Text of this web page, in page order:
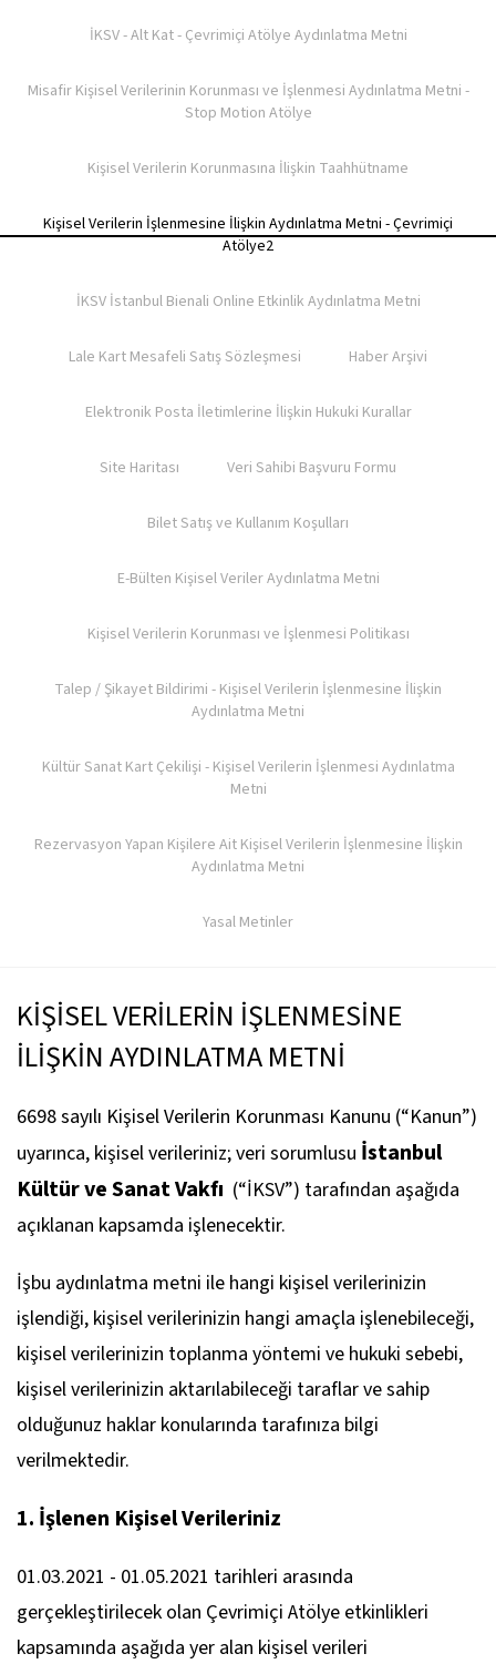
İKSV - Alt Kat - Çevrimiçi Atölye Aydınlatma Metni
Misafir Kişisel Verilerinin Korunması ve İşlenmesi Aydınlatma Metni -
Stop Motion Atölye
Kişisel Verilerin Korunmasına İlişkin Taahhütname
Kişisel Verilerin İşlenmesine İlişkin Aydınlatma Metni - Çevrimiçi
Atölye2
İKSV İstanbul Bienali Online Etkinlik Aydınlatma Metni
Lale Kart Mesafeli Satış Sözleşmesi Haber Arşivi
Elektronik Posta İletimlerine İlişkin Hukuki Kurallar
Site Haritası Veri Sahibi Başvuru Formu
Bilet Satış ve Kullanım Koşulları​
E-Bülten Kişisel Veriler Aydınlatma Metni
Kişisel Verilerin Korunması ve İşlenmesi Politikası
Talep / Şikayet Bildirimi - Kişisel Verilerin İşlenmesine İlişkin
Aydınlatma Metni
Kültür Sanat Kart Çekilişi - Kişisel Verilerin İşlenmesi Aydınlatma
Metni
Rezervasyon Yapan Kişilere Ait Kişisel Verilerin İşlenmesine İlişkin
Aydınlatma Metni
Yasal Metinler
KİŞİSEL VERİLERİN İŞLENMESİNE
İLİŞKİN AYDINLATMA METNİ
6698 sayılı Kişisel Verilerin Korunması Kanunu (“Kanun”)
uyarınca, kişisel verileriniz; veri sorumlusu İstanbul
Kültür ve Sanat Vakfı (“İKSV”) tarafından aşağıda
açıklanan kapsamda işlenecektir.
İşbu aydınlatma metni ile hangi kişisel verilerinizin
işlendiği, kişisel verilerinizin hangi amaçla işlenebileceği,
kişisel verilerinizin toplanma yöntemi ve hukuki sebebi,
kişisel verilerinizin aktarılabileceği taraflar ve sahip
olduğunuz haklar konularında tarafınıza bilgi
verilmektedir.
1. İşlenen Kişisel Verileriniz
01.03.2021 - 01.05.2021 tarihleri arasında
gerçekleştirilecek olan Çevrimiçi Atölye etkinlikleri
kapsamında aşağıda yer alan kişisel verileri